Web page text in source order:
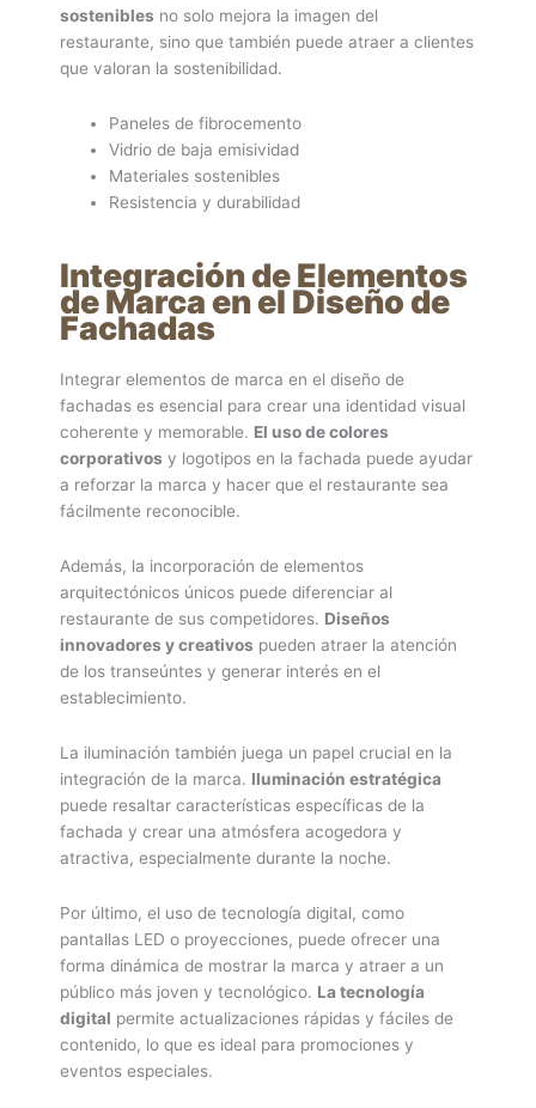
sostenibles no solo mejora la imagen del
restaurante, sino que también puede atraer a clientes
que valoran la sostenibilidad.
Paneles de fibrocemento
Vidrio de baja emisividad
Materiales sostenibles
Resistencia y durabilidad
Integración de Elementos
de Marca en el Diseño de
Fachadas
Integrar elementos de marca en el diseño de
fachadas es esencial para crear una identidad visual
coherente y memorable. El uso de colores
corporativos y logotipos en la fachada puede ayudar
a reforzar la marca y hacer que el restaurante sea
fácilmente reconocible.
Además, la incorporación de elementos
arquitectónicos únicos puede diferenciar al
restaurante de sus competidores. Diseños
innovadores y creativos pueden atraer la atención
de los transeúntes y generar interés en el
establecimiento.
La iluminación también juega un papel crucial en la
integración de la marca. Iluminación estratégica
puede resaltar características específicas de la
fachada y crear una atmósfera acogedora y
atractiva, especialmente durante la noche.
Por último, el uso de tecnología digital, como
pantallas LED o proyecciones, puede ofrecer una
forma dinámica de mostrar la marca y atraer a un
público más joven y tecnológico. La tecnología
digital permite actualizaciones rápidas y fáciles de
contenido, lo que es ideal para promociones y
eventos especiales.